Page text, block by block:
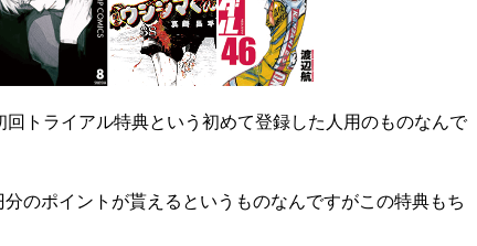
トライアル特典という初めて登録した人用のものなんで
のポイントが貰えるというものなんですがこの特典もち